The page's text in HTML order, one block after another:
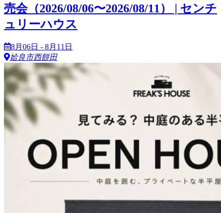
売会（2026/08/06〜2026/08/11） | センチ
ュリーハウス
8月06日 - 8月11日
姶良市西餅田